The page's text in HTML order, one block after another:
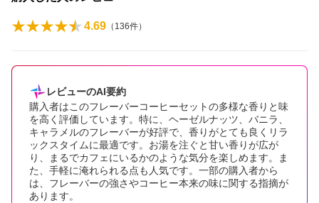
4.69 （ 136件）
レビューのAI要約
購入者はこのフレーバーコーヒーセットの多様な香りと味
を高く評価しています。特に、ヘーゼルナッツ、バニラ、
キャラメルのフレーバーが好評で、香りがとても良くリラ
ックスタイムに最適です。お湯を注ぐと甘い香りが広が
り、まるでカフェにいるかのような気分を楽しめます。ま
た、手軽に淹れられる点も人気です。一部の購入者から
は、フレーバーの強さやコーヒー本来の味に関する指摘が
あります。